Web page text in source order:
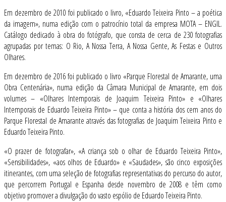
Em dezembro de 2010 foi publicado o livro, «Eduardo Teixeira Pinto – a poética
da imagem», numa edição com o patrocínio total da empresa MOTA – ENGIL.
Catálogo dedicado à obra do fotógrafo, que consta de cerca de 230 fotografias
agrupadas por temas: O Rio, A Nossa Terra, A Nossa Gente, As Festas e Outros
Olhares.
Em dezembro de 2016 foi publicado o livro «Parque Florestal de Amarante, uma
Obra Centenária», numa edição da Câmara Municipal de Amarante, em dois
volumes – «Olhares Intemporais de Joaquim Teixeira Pinto» e «Olhares
Intemporais de Eduardo Teixeira Pinto» – que conta a história dos cem anos do
Parque Florestal de Amarante através das fotografias de Joaquim Teixeira Pinto e
Eduardo Teixeira Pinto.
«O prazer de fotografar», «A criança sob o olhar de Eduardo Teixeira Pinto»,
«Sensibilidades», «aos olhos de Eduardo» e «Saudades», são cinco exposições
itinerantes, com uma seleção de fotografias representativas do percurso do autor,
que percorrem Portugal e Espanha desde novembro de 2008 e têm como
objetivo promover a divulgação do vasto espólio de Eduardo Teixeira Pinto.